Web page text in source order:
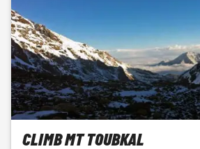
CLIMB MT TOUBKAL